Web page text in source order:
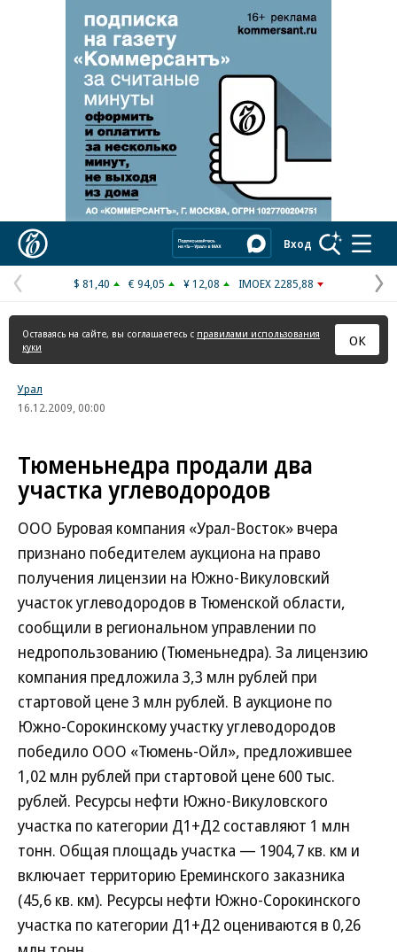
Реклама в «Ъ» www.kommersant.ru/ad
Вход
Предыдущая
страница
$ 81,40 € 94,05 ¥ 12,08 IMOEX 2285,88
Оставаясь на сайте, вы соглашаетесь с правилами использования
куки
ОК
Урал
16.12.2009, 00:00
Тюменьнедра продали два
участка углеводородов
ООО Буровая компания «Урал-Восток» вчера
признано победителем аукциона на право
получения лицензии на Южно-Викуловский
участок углеводородов в Тюменской области,
сообщили в региональном управлении по
недропользованию (Тюменьнедра). За лицензию
компания предложила 3,3 млн рублей при
стартовой цене 3 млн рублей. В аукционе по
Южно-Сорокинскому участку углеводородов
победило ООО «Тюмень-Ойл», предложившее
1,02 млн рублей при стартовой цене 600 тыс.
рублей. Ресурсы нефти Южно-Викуловского
участка по категории Д1+Д2 составляют 1 млн
тонн. Общая площадь участка — 1904,7 кв. км и
включает территорию Ереминского заказника
(45,6 кв. км). Ресурсы нефти Южно-Сорокинского
участка по категории Д1+Д2 оцениваются в 0,26